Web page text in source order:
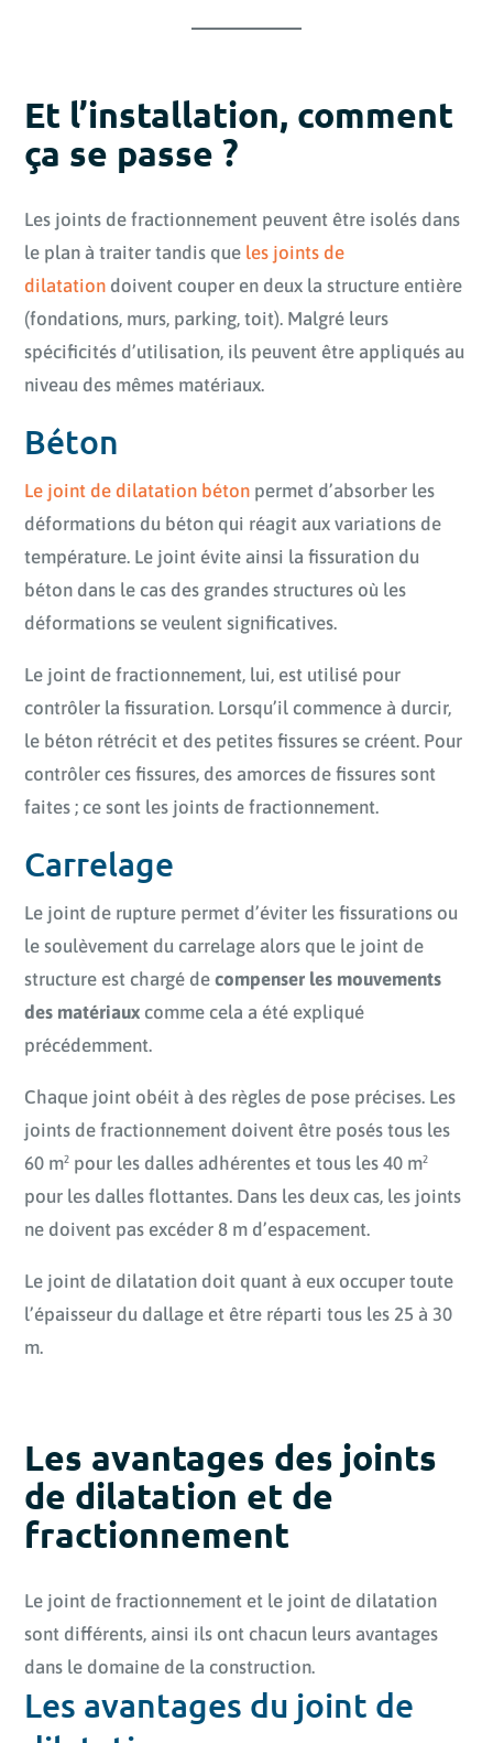
Et l’installation, comment
ça se passe ?
Les joints de fractionnement peuvent être isolés dans
le plan à traiter tandis que les joints de
dilatation doivent couper en deux la structure entière
(fondations, murs, parking, toit). Malgré leurs
spécificités d’utilisation, ils peuvent être appliqués au
niveau des mêmes matériaux.
Béton
Le joint de dilatation béton permet d’absorber les
déformations du béton qui réagit aux variations de
température. Le joint évite ainsi la fissuration du
béton dans le cas des grandes structures où les
déformations se veulent significatives.
Le joint de fractionnement, lui, est utilisé pour
contrôler la fissuration. Lorsqu’il commence à durcir,
le béton rétrécit et des petites fissures se créent. Pour
contrôler ces fissures, des amorces de fissures sont
faites ; ce sont les joints de fractionnement.
Carrelage
Le joint de rupture permet d’éviter les fissurations ou
le soulèvement du carrelage alors que le joint de
structure est chargé decompenser les mouvements
des matériaux comme cela a été expliqué
précédemment.
Chaque joint obéit à des règles de pose précises. Les
joints de fractionnement doivent être posés tous les
60 m² pour les dalles adhérentes et tous les 40 m²
pour les dalles flottantes. Dans les deux cas, les joints
ne doivent pas excéder 8 m d’espacement.
Le joint de dilatation doit quant à eux occuper toute
l’épaisseur du dallage et être réparti tous les 25 à 30
m.
Les avantages des joints
de dilatation et de
fractionnement
Le joint de fractionnement et le joint de dilatation
sont différents, ainsi ils ont chacun leurs avantages
dans le domaine de la construction.
Les avantages du joint de